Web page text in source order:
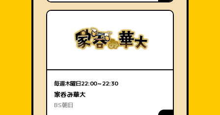
毎週木曜日22:00～22:30
家呑み華大
BS朝日